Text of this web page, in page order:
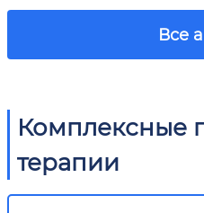
Все
Комплексные
терапии